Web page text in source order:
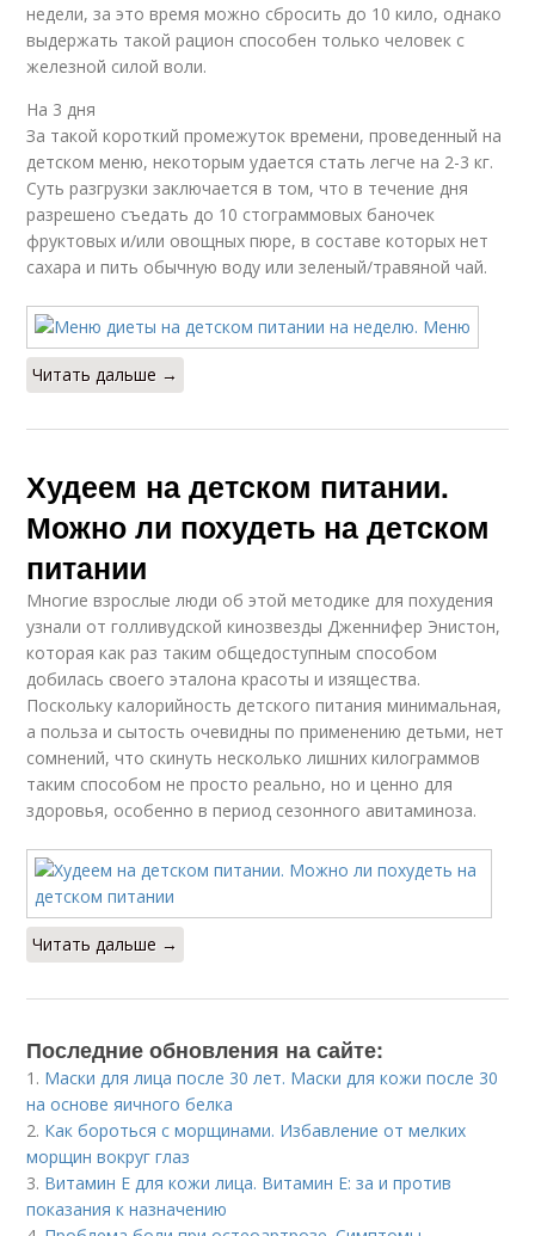
недели, за это время можно сбросить до 10 кило, однако
выдержать такой рацион способен только человек с
железной силой воли.
На 3 дня
За такой короткий промежуток времени, проведенный на
детском меню, некоторым удается стать легче на 2-3 кг.
Суть разгрузки заключается в том, что в течение дня
разрешено съедать до 10 стограммовых баночек
фруктовых и/или овощных пюре, в составе которых нет
сахара и пить обычную воду или зеленый/травяной чай.
Читать дальше →
Худеем на детском питании.
Можно ли похудеть на детском
питании
Многие взрослые люди об этой методике для похудения
узнали от голливудской кинозвезды Дженнифер Энистон,
которая как раз таким общедоступным способом
добилась своего эталона красоты и изящества.
Поскольку калорийность детского питания минимальная,
а польза и сытость очевидны по применению детьми, нет
сомнений, что скинуть несколько лишних килограммов
таким способом не просто реально, но и ценно для
здоровья, особенно в период сезонного авитаминоза.
Читать дальше →
Последние обновления на сайте:
1. Маски для лица после 30 лет. Маски для кожи после 30
на основе яичного белка
2. Как бороться с морщинами. Избавление от мелких
морщин вокруг глаз
3. Витамин E для кожи лица. Витамин Е: за и против
показания к назначению